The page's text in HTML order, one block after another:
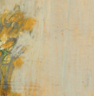
LE COLLEZIONI
GLI AUTORI
LORENZO VIANI
MOSTRE
EVENTI
PALAZZO DELLE MUSE